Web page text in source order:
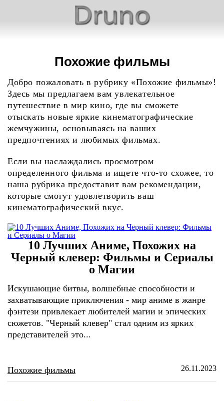
Похожие фильмы
Добро пожаловать в рубрику «Похожие фильмы»!
Здесь мы предлагаем вам увлекательное
путешествие в мир кино, где вы сможете
отыскать новые яркие кинематографические
жемчужины, основываясь на ваших
предпочтениях и любимых фильмах.
Если вы наслаждались просмотром
определенного фильма и ищете что-то схожее, то
наша рубрика предоставит вам рекомендации,
которые смогут удовлетворить ваш
кинематографический вкус.
10 Лучших Аниме, Похожих на
Черный клевер: Фильмы и Сериалы
о Магии
Искушающие битвы, волшебные способности и
захватывающие приключения - мир аниме в жанре
фэнтези привлекает любителей магии и эпических
сюжетов. "Черный клевер" стал одним из ярких
представителей это...
Похожие фильмы 26.11.2023